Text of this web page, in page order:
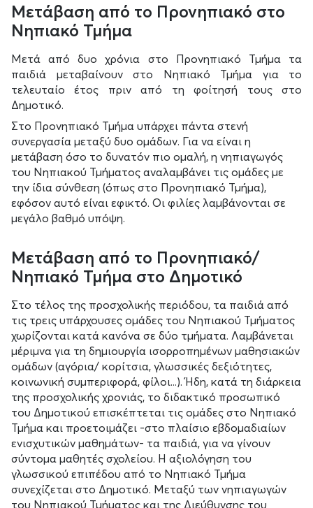
Μετάβαση από το Προνηπιακό στο
Νηπιακό Τμήμα
Μετά από δυο χρόνια στο Προνηπιακό Τμήμα τα
παιδιά μεταβαίνουν στο Νηπιακό Τμήμα για το
τελευταίο έτος πριν από τη φοίτησή τους στο
Δημοτικό.
Στο Προνηπιακό Τμήμα υπάρχει πάντα στενή
συνεργασία μεταξύ δυο ομάδων. Για να είναι η
μετάβαση όσο το δυνατόν πιο ομαλή, η νηπιαγωγός
του Νηπιακού Τμήματος αναλαμβάνει τις ομάδες με
την ίδια σύνθεση (όπως στο Προνηπιακό Τμήμα),
εφόσον αυτό είναι εφικτό. Οι φιλίες λαμβάνονται σε
μεγάλο βαθμό υπόψη.
Μετάβαση από το Προνηπιακό/
Νηπιακό Τμήμα στο Δημοτικό
Στο τέλος της προσχολικής περιόδου, τα παιδιά από
τις τρεις υπάρχουσες ομάδες του Νηπιακού Τμήματος
χωρίζονται κατά κανόνα σε δύο τμήματα. Λαμβάνεται
μέριμνα για τη δημιουργία ισορροπημένων μαθησιακών
ομάδων (αγόρια/ κορίτσια, γλωσσικές δεξιότητες,
κοινωνική συμπεριφορά, φίλοι...). Ήδη, κατά τη διάρκεια
της προσχολικής χρονιάς, το διδακτικό προσωπικό
του Δημοτικού επισκέπτεται τις ομάδες στο Νηπιακό
Τμήμα και προετοιμάζει -στο πλαίσιο εβδομαδιαίων
ενισχυτικών μαθημάτων- τα παιδιά, για να γίνουν
σύντομα μαθητές σχολείου. Η αξιολόγηση του
γλωσσικού επιπέδου από το Νηπιακό Τμήμα
συνεχίζεται στο Δημοτικό. Μεταξύ των νηπιαγωγών
του Νηπιακού Τμήματος και της Διεύθυνσης του